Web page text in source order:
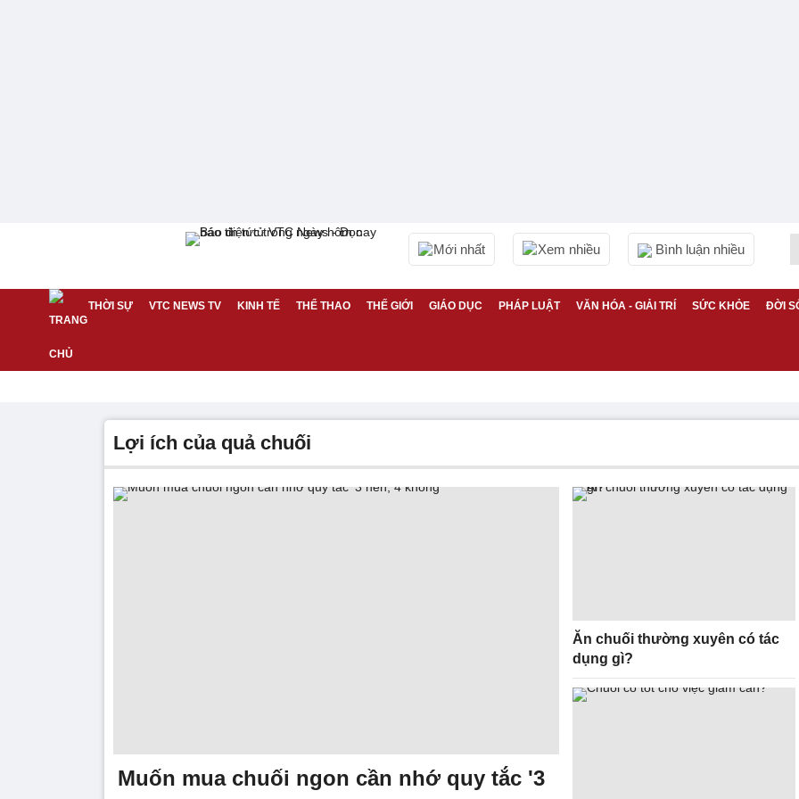
Mới nhất Xem nhiều Bình luận nhiều
THỜI SỰ VTC NEWS TV KINH TẾ THỂ THAO THẾ GIỚI GIÁO DỤC PHÁP LUẬT VĂN HÓA - GIẢI TRÍ SỨC KHỎE ĐỜI
lợi ích của quả chuối
Muốn mua chuối ngon cần nhớ quy tắc '3
Ăn chuối thường xuyên có tác
dụng gì?